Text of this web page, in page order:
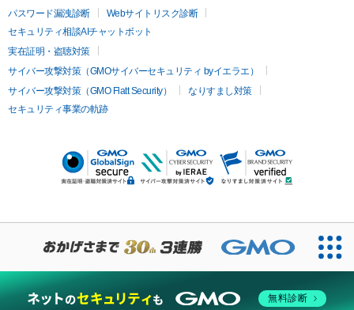
パスワード漏洩診断
Webサイトリスク診断
セキュリティ相談AIチャットボット
実在証明・盗聴対策
サイバー攻撃対策（GMOサイバーセキュリティ byイエラエ）
サイバー攻撃対策（GMO Flatt Security）
なりすまし対策
セキュリティ事業の軌跡
無料診断